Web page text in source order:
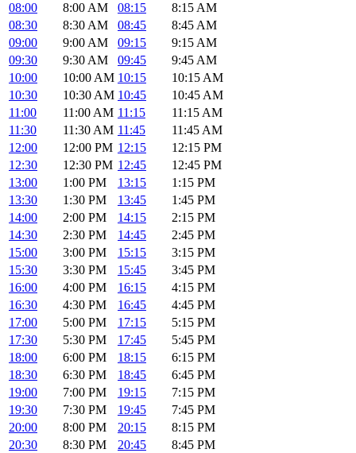
08:00
8:00 AM 08:15
8:15 AM
08:30
8:30 AM 08:45
8:45 AM
09:00
9:00 AM 09:15
9:15 AM
09:30
9:30 AM 09:45
9:45 AM
10:00
10:00 AM 10:15
10:15 AM
10:30
10:30 AM 10:45
10:45 AM
11:00
11:00 AM 11:15
11:15 AM
11:30
11:30 AM 11:45
11:45 AM
12:00
12:00 PM 12:15
12:15 PM
12:30
12:30 PM 12:45
12:45 PM
13:00
1:00 PM 13:15
1:15 PM
13:30
1:30 PM 13:45
1:45 PM
14:00
2:00 PM 14:15
2:15 PM
14:30
2:30 PM 14:45
2:45 PM
15:00
3:00 PM 15:15
3:15 PM
15:30
3:30 PM 15:45
3:45 PM
16:00
4:00 PM 16:15
4:15 PM
16:30
4:30 PM 16:45
4:45 PM
17:00
5:00 PM 17:15
5:15 PM
17:30
5:30 PM 17:45
5:45 PM
18:00
6:00 PM 18:15
6:15 PM
18:30
6:30 PM 18:45
6:45 PM
19:00
7:00 PM 19:15
7:15 PM
19:30
7:30 PM 19:45
7:45 PM
20:00
8:00 PM 20:15
8:15 PM
20:30
8:30 PM 20:45
8:45 PM